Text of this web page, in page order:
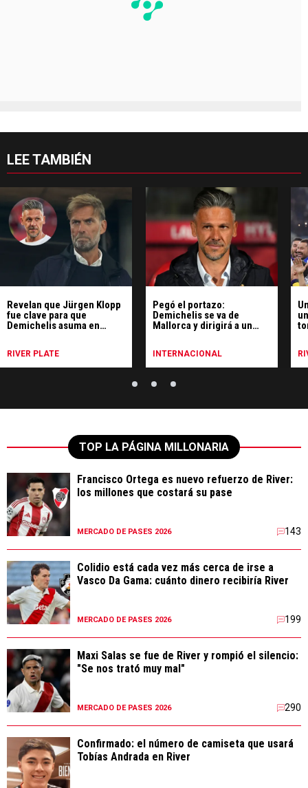
LEE TAMBIÉN
Revelan que Jürgen Klopp
fue clave para que
Demichelis asuma en
RIVER PLATE
Pegó el portazo:
Demichelis se va de
Mallorca y dirigirá a un
INTERNACIONAL
TOP LA PÁGINA MILLONARIA
Francisco Ortega es nuevo refuerzo de River:
los millones que costará su pase
MERCADO DE PASES 2026 143
Colidio está cada vez más cerca de irse a
Vasco Da Gama: cuánto dinero recibiría River
MERCADO DE PASES 2026 199
Maxi Salas se fue de River y rompió el silencio:
"Se nos trató muy mal"
MERCADO DE PASES 2026 290
Confirmado: el número de camiseta que usará
Tobías Andrada en River